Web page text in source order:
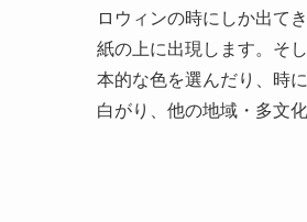
ロウィンの時にしか出て
紙の上に出現します。そ
本的な色を選んだり、時
白がり、他の地域・多文